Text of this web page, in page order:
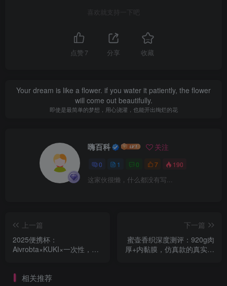
喜欢就支持一下吧
点赞 7 分享 收藏
Your dream is like a flower. if you water it patiently, the flower
will come out beautifully.
即使是最简单的梦想，用心浇灌，也能开出绚烂的花
嗨百科 关注
0 1 0 7 190
这家伙很懒，什么都没有写...
上一篇
2025便携杯：
Aivrobta×KUKI×一次性，宿
下一篇
蜜壶香织深度测评：920g肉
厚+内黏膜，仿真款的真实感
相关推荐